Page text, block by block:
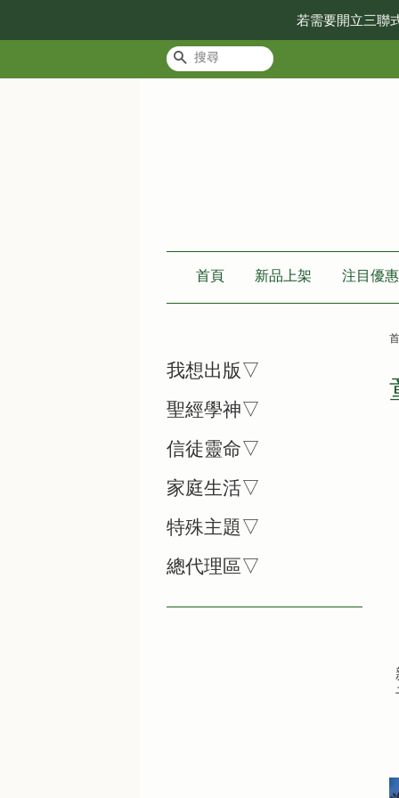
若需要開立三聯
搜尋
首頁 新品上架 注目優惠
我想出版▽
聖經學神▽
信徒靈命▽
家庭生活▽
特殊主題▽
總代理區▽